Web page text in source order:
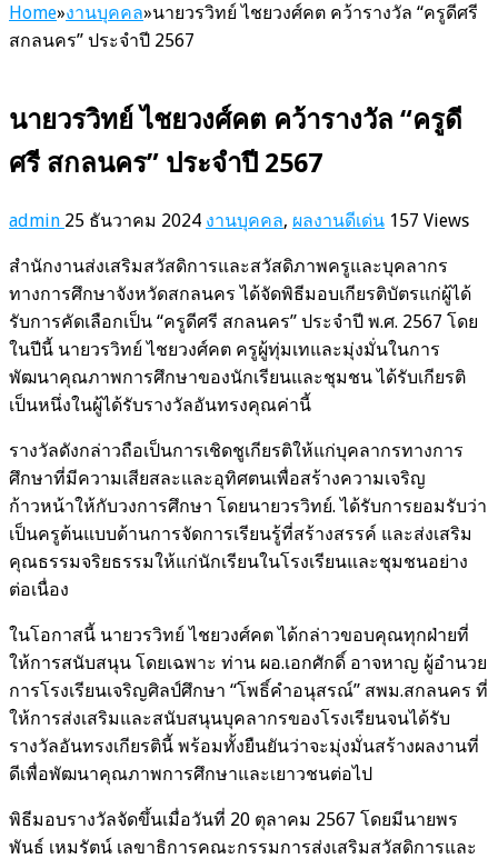
Home»งานบุคคล»นายวรวิทย์ ไชยวงศ์คต คว้ารางวัล “ครูดีศรี
สกลนคร” ประจำปี 2567
นายวรวิทย์ ไชยวงศ์คต คว้ารางวัล “ครูดี
ศรี สกลนคร” ประจำปี 2567
admin 25 ธันวาคม 2024 งานบุคคล, ผลงานดีเด่น 157 Views
สำนักงานส่งเสริมสวัสดิการและสวัสดิภาพครูและบุคลากร
ทางการศึกษาจังหวัดสกลนคร ได้จัดพิธีมอบเกียรติบัตรแก่ผู้ได้
รับการคัดเลือกเป็น “ครูดีศรี สกลนคร” ประจำปี พ.ศ. 2567 โดย
ในปีนี้ นายวรวิทย์ ไชยวงศ์คต ครูผู้ทุ่มเทและมุ่งมั่นในการ
พัฒนาคุณภาพการศึกษาของนักเรียนและชุมชน ได้รับเกียรติ
เป็นหนึ่งในผู้ได้รับรางวัลอันทรงคุณค่านี้
รางวัลดังกล่าวถือเป็นการเชิดชูเกียรติให้แก่บุคลากรทางการ
ศึกษาที่มีความเสียสละและอุทิศตนเพื่อสร้างความเจริญ
ก้าวหน้าให้กับวงการศึกษา โดยนายวรวิทย์. ได้รับการยอมรับว่า
เป็นครูต้นแบบด้านการจัดการเรียนรู้ที่สร้างสรรค์ และส่งเสริม
คุณธรรมจริยธรรมให้แก่นักเรียนในโรงเรียนและชุมชนอย่าง
ต่อเนื่อง
ในโอกาสนี้ นายวรวิทย์ ไชยวงศ์คต ได้กล่าวขอบคุณทุกฝ่ายที่
ให้การสนับสนุน โดยเฉพาะ ท่าน ผอ.เอกศักดิ์ อาจหาญ ผู้อำนวย
การโรงเรียนเจริญศิลป์ศึกษา “โพธิ์คำอนุสรณ์” สพม.สกลนคร ที่
ให้การส่งเสริมและสนับสนุนบุคลากรของโรงเรียนจนได้รับ
รางวัลอันทรงเกียรตินี้ พร้อมทั้งยืนยันว่าจะมุ่งมั่นสร้างผลงานที่
ดีเพื่อพัฒนาคุณภาพการศึกษาและเยาวชนต่อไป
พิธีมอบรางวัลจัดขึ้นเมื่อวันที่ 20 ตุลาคม 2567 โดยมีนายพร
พันธ์ เหมรัตน์ เลขาธิการคณะกรรมการส่งเสริมสวัสดิการและ